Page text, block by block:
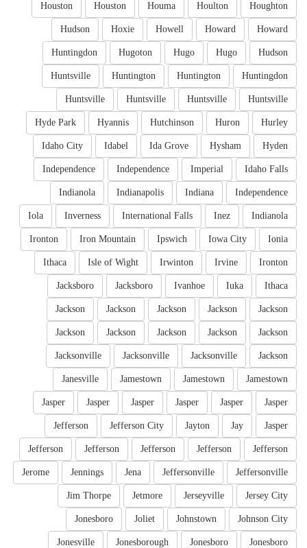
Houghton
Houlton
Houma
Houston
Houston
Howard
Howard
Howell
Hoxie
Hudson
Hudson
Hugo
Hugo
Hugoton
Huntingdon
Huntingdon
Huntington
Huntington
Huntsville
Huntsville
Huntsville
Huntsville
Huntsville
Hurley
Huron
Hutchinson
Hyannis
Hyde Park
Hyden
Hysham
Ida Grove
Idabel
Idaho City
Idaho Falls
Imperial
Independence
Independence
Independence
Indiana
Indianapolis
Indianola
Indianola
Inez
International Falls
Inverness
Iola
Ionia
Iowa City
Ipswich
Iron Mountain
Ironton
Ironton
Irvine
Irwinton
Isle of Wight
Ithaca
Ithaca
Iuka
Ivanhoe
Jacksboro
Jacksboro
Jackson
Jackson
Jackson
Jackson
Jackson
Jackson
Jackson
Jackson
Jackson
Jackson
Jackson
Jacksonville
Jacksonville
Jacksonville
Jamestown
Jamestown
Jamestown
Janesville
Jasper
Jasper
Jasper
Jasper
Jasper
Jasper
Jasper
Jay
Jayton
Jefferson City
Jefferson
Jefferson
Jefferson
Jefferson
Jefferson
Jefferson
Jeffersonville
Jeffersonville
Jena
Jennings
Jerome
Jersey City
Jerseyville
Jetmore
Jim Thorpe
Johnson City
Johnstown
Joliet
Jonesboro
Jonesboro
Jonesboro
Jonesborough
Jonesville